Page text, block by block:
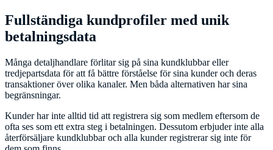
Fullständiga kundprofiler med unik
betalningsdata
Många detaljhandlare förlitar sig på sina kundklubbar eller
tredjepartsdata för att få bättre förståelse för sina kunder och deras
transaktioner över olika kanaler. Men båda alternativen har sina
begränsningar.
Kunder har inte alltid tid att registrera sig som medlem eftersom de
ofta ses som ett extra steg i betalningen. Dessutom erbjuder inte alla
återförsäljare kundklubbar och alla kunder registrerar sig inte för